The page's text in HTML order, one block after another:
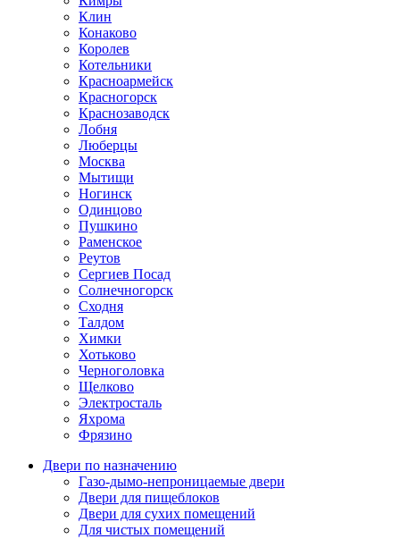
Клин
Конаково
Королев
Котельники
Красноармейск
Красногорск
Краснозаводск
Лобня
Люберцы
Москва
Мытищи
Ногинск
Одинцово
Пушкино
Раменское
Реутов
Сергиев Посад
Солнечногорск
Сходня
Талдом
Химки
Хотьково
Черноголовка
Щелково
Электросталь
Яхрома
Фрязино
Двери по назначению
Газо-дымо-непроницаемые двери
Двери для пищеблоков
Двери для сухих помещений
Для чистых помещений